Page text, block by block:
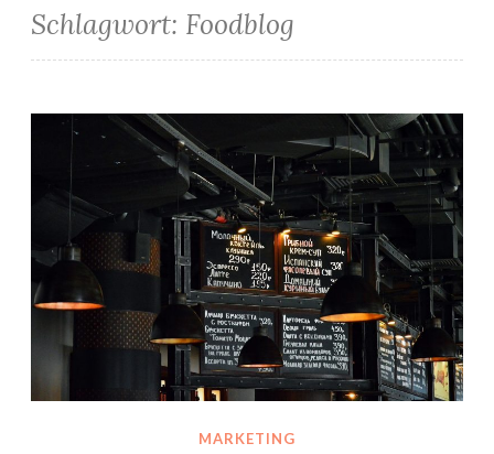
Schlagwort: Foodblog
Gastartikel: So bauen Sie eine hochwertige Restaurant-Webseite auf
MARKETING